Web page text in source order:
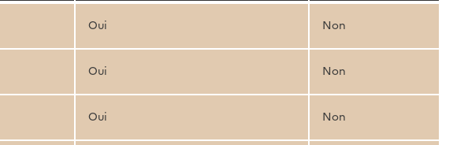
Oui Non
Oui Non
Oui Non